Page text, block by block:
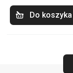
Do koszyka